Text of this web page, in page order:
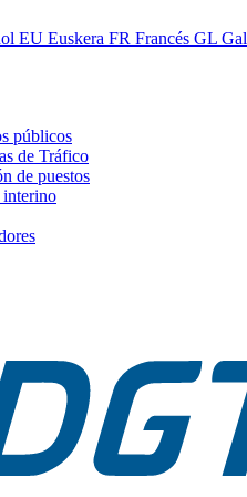
EU Euskera FR Francés GL
públicos
de Tráfico
de puestos
interino